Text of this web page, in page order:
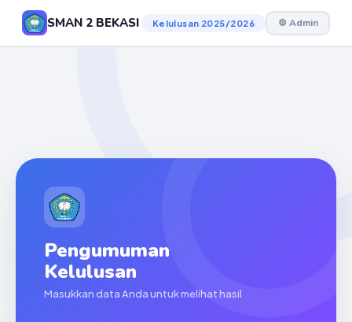
SMAN 2 BEKASI Kelulusan 2025/2026 ⚙ Admin
Pengumuman
Kelulusan
Masukkan data Anda untuk melihat hasil